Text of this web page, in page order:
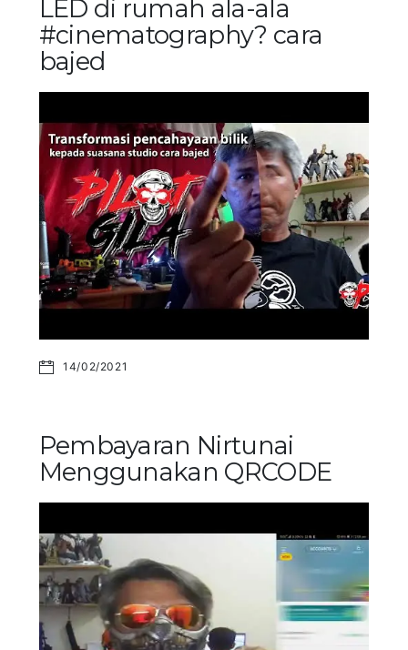
LED di rumah ala-ala
#cinematography? cara
bajed
14/02/2021
Pembayaran Nirtunai
Menggunakan QRCODE